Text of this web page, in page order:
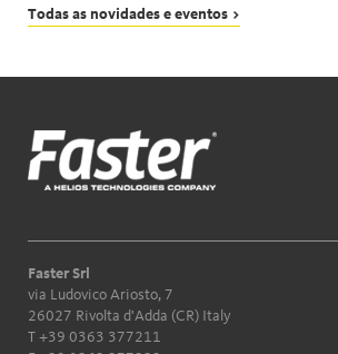
Todas as novidades e eventos >
Faster Srl
via Ludovico Ariosto, 7
26027 Rivolta d'Adda (CR) Italy
T +39 0363 377211